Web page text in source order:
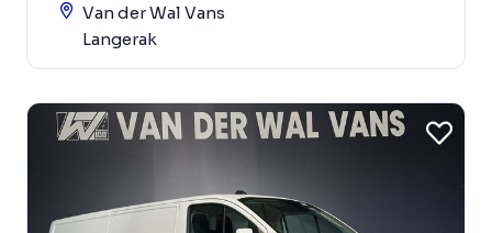
Van der Wal Vans
Langerak